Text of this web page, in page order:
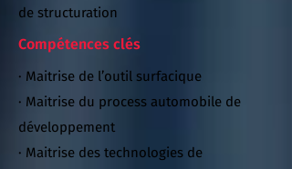
de structuration
Compétences clés
· Maitrise de l’outil surfacique
· Maitrise du process automobile de
développement
· Maitrise des technologies de